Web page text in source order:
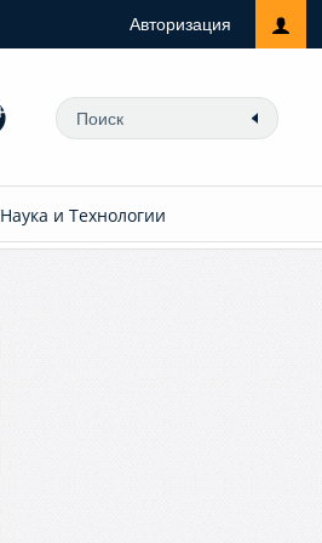
Авторизация
Наука и Технологии